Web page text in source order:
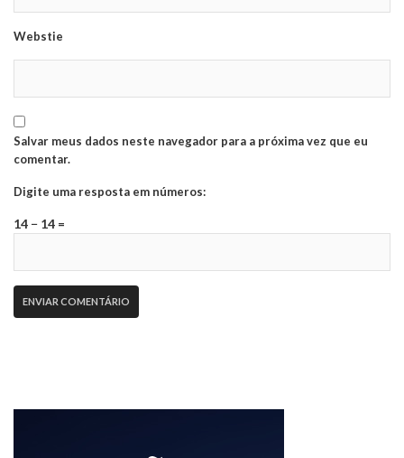
Webstie
Salvar meus dados neste navegador para a próxima vez que eu
comentar.
Digite uma resposta em números:
14 − 14 =